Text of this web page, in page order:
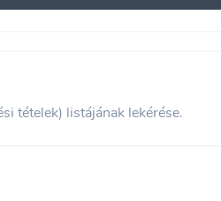
tételek) listájának lekérése.